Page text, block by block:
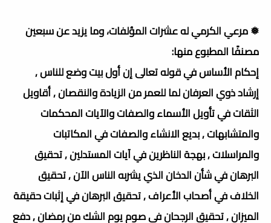
❅ مرعي الكرمي له عشرات المؤلفات، وما يزيد عن سبعين
مصنفًا المطبوع منها:
إحكام الأساس في قوله تعالى إن أول بيت وضع للناس ,
إرشاد ذوي العرفان لما للعمر من الزيادة والنقصان , أقاويل
الثقات في تأويل الأسماء والصفات والآيات المحكمات
والمتشابهات , بديع الانشاء والصفات في المكاتبات
والمراسلات , بهجة الناظرين في آيات المستدلين , تحقيق
البرهان في شأن الدخان الذي يشربه الناس الآن , تحقيق
الخلاف في أصحاب الأعراف , تحقيق البرهان في إثبات حقيقة
الميزان , تحقيق الرجحان في صوم يوم الشك من رمضان , دفع